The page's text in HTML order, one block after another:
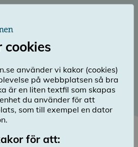
använder vi kakor (cookies)
på webbplatsen så bra
är en liten textfil som skapas
du använder för att
som till exempel en dator
för att: